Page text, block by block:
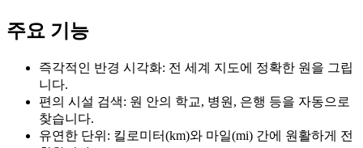
주요 기능
즉각적인 반경 시각화: 전 세계 지도에 정확한 원을 그립
니다.
편의 시설 검색: 원 안의 학교, 병원, 은행 등을 자동으로
찾습니다.
유연한 단위: 킬로미터(km)와 마일(mi) 간에 원활하게 전